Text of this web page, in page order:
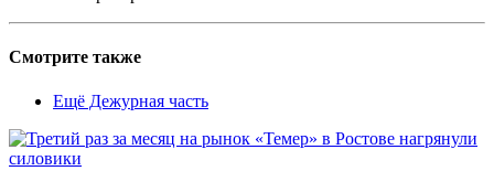
Смотрите также
Ещё Дежурная часть